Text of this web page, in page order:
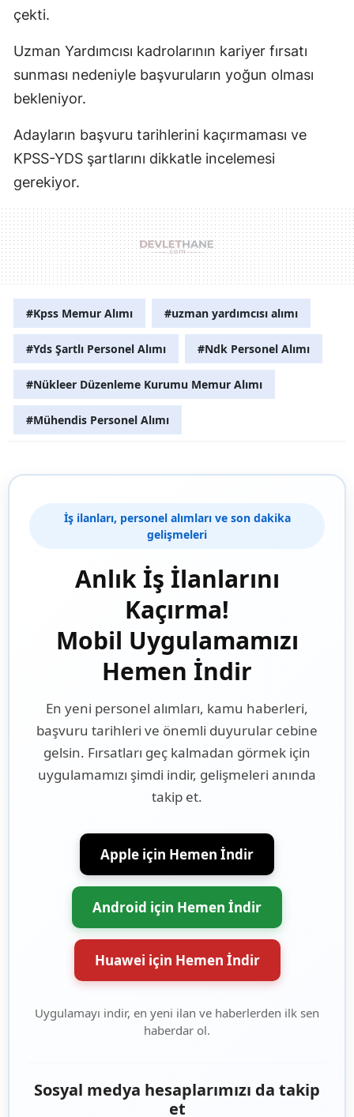
çekti.
Uzman Yardımcısı kadrolarının kariyer fırsatı
sunması nedeniyle başvuruların yoğun olması
bekleniyor.
Adayların başvuru tarihlerini kaçırmaması ve
KPSS-YDS şartlarını dikkatle incelemesi
gerekiyor.
#Kpss Memur Alımı #uzman yardımcısı alımı
#Yds Şartlı Personel Alımı #Ndk Personel Alımı
#Nükleer Düzenleme Kurumu Memur Alımı
#Mühendis Personel Alımı
İş ilanları, personel alımları ve son dakika
gelişmeleri
Anlık İş İlanlarını
Kaçırma!
Mobil Uygulamamızı
Hemen İndir
En yeni personel alımları, kamu haberleri,
başvuru tarihleri ve önemli duyurular cebine
gelsin. Fırsatları geç kalmadan görmek için
uygulamamızı şimdi indir, gelişmeleri anında
takip et.
Apple için Hemen İndir
Android için Hemen İndir
Huawei için Hemen İndir
Uygulamayı indir, en yeni ilan ve haberlerden ilk sen
haberdar ol.
Sosyal medya hesaplarımızı da takip
et